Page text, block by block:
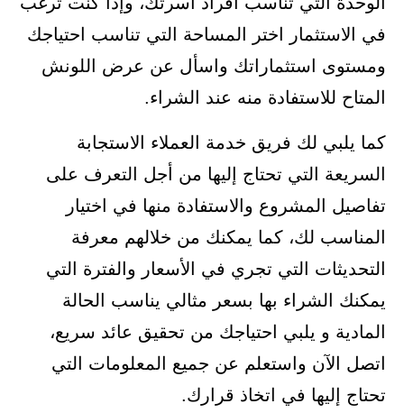
في الاستثمار اختر المساحة التي تناسب احتياجك
ومستوى استثماراتك واسأل عن عرض اللونش
المتاح للاستفادة منه عند الشراء.
كما يلبي لك فريق خدمة العملاء الاستجابة
السريعة التي تحتاج إليها من أجل التعرف على
تفاصيل المشروع والاستفادة منها في اختيار
المناسب لك، كما يمكنك من خلالهم معرفة
التحديثات التي تجري في الأسعار والفترة التي
يمكنك الشراء بها بسعر مثالي يناسب الحالة
المادية و يلبي احتياجك من تحقيق عائد سريع،
اتصل الآن واستعلم عن جميع المعلومات التي
تحتاج إليها في اتخاذ قرارك.